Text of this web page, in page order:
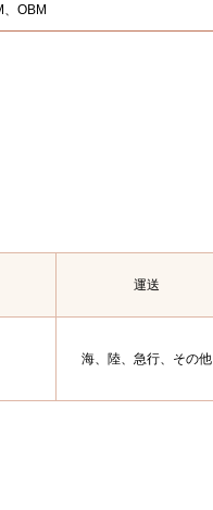
、OBM
運送
海、陸、急行、その他